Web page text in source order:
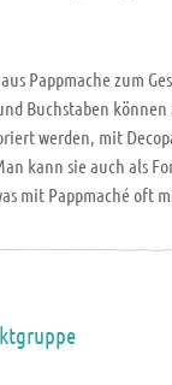
Pappmache zum
Buchstaben
werden, mit
kann sie auch als
mit Pappmaché oft